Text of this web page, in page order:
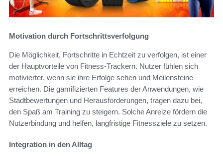
Motivation durch Fortschrittsverfolgung
Die Möglichkeit, Fortschritte in Echtzeit zu verfolgen, ist einer
der Hauptvorteile von Fitness-Trackern. Nutzer fühlen sich
motivierter, wenn sie ihre Erfolge sehen und Meilensteine
erreichen. Die gamifizierten Features der Anwendungen, wie
Stadtbewertungen und Herausforderungen, tragen dazu bei,
den Spaß am Training zu steigern. Solche Anreize fördern die
Nutzerbindung und helfen, langfristige Fitnessziele zu setzen.
Integration in den Alltag